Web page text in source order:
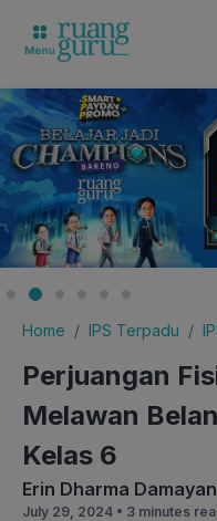
Home IPS Terpadu
Perjuangan
Melawan
Kelas 6
Erin Dharma
July 29, 2024 • 3 minutes